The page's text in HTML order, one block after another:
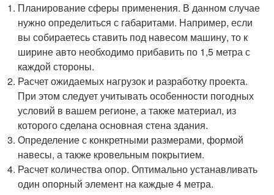
Планирование сферы применения. В данном случае
нужно определиться с габаритами. Например, если
вы собираетесь ставить под навесом машину, то к
ширине авто необходимо прибавить по 1,5 метра с
каждой стороны.
Расчет ожидаемых нагрузок и разработку проекта.
При этом следует учитывать особенности погодных
условий в вашем регионе, а также материал, из
которого сделана основная стена здания.
Определение с конкретными размерами, формой
навесы, а также кровельным покрытием.
Расчет количества опор. Оптимально устанавливать
один опорный элемент на каждые 4 метра.